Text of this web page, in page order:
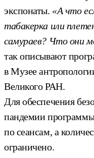
экспонаты. «А что
табакерка или
самураев? Что они
так описывают
в Музее
Великого РАН.
Для обеспечения
пандемии программы
по сеансам, а
ограничено.